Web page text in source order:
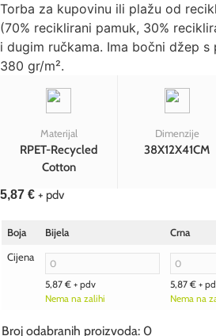
Torba za kupovinu ili plažu od
(70% reciklirani pamuk, 30%
i dugim ručkama. Ima bočni džep s
380 gr/m².
Materijal
RPET-Recycled
Cotton
Dimenzije
38X12X41CM
5,87 € + pdv
Boja Bijela Crna
Cijena
5,87 € + pdv
Nema na zalihi
5,87 € +
Nema na
Broj odabranih proizvoda: 0